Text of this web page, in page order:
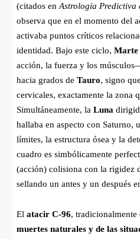
(citados en Astrología Predictiva
observa que en el momento del
activaba puntos críticos
identidad. Bajo este ciclo, Marte
acción, la fuerza y los
hacia grados de Tauro, signo
cervicales, exactamente la zona
Simultáneamente, la Luna
hallaba en aspecto con Saturno,
límites, la estructura ósea y la
cuadro es simbólicamente
(acción) colisiona con la rigidez
sellando un antes y un después
El atacir C-96, tradicionalmente
muertes naturales y de las